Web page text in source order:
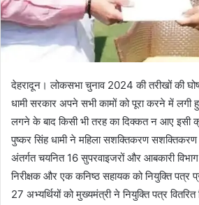
देहरादून। लोकसभा चुनाव 2024 की तरीखों की
धामी सरकार अपने सभी कामों को पूरा करने में लगी
लगने के बाद किसी भी तरह का दिक्कत न आए इसी
पुष्कर सिंह धामी ने महिला सशक्तिकरण सशक्तिकरण
अंतर्गत चयनित 16 सुपरवाइजरों और आबकारी
निरीक्षक और एक कनिष्ठ सहायक को नियुक्ति पत्र
27 अभ्यर्थियों को मुख्यमंत्री ने नियुक्ति पत्र